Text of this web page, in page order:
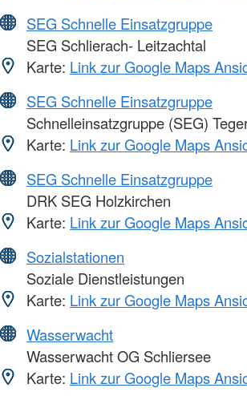
SEG Schnelle Einsatzgruppe
SEG Schlierach- Leitzachtal
Karte: Link zur Google Maps
SEG Schnelle Einsatzgruppe
Schnelleinsatzgruppe (SEG)
Karte: Link zur Google Maps
SEG Schnelle Einsatzgruppe
DRK SEG Holzkirchen
Karte: Link zur Google Maps
Sozialstationen
Soziale Dienstleistungen
Karte: Link zur Google Maps
Wasserwacht
Wasserwacht OG Schliersee
Karte: Link zur Google Maps